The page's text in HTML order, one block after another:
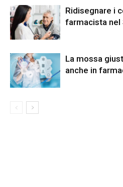
Ridisegnare i
farmacista nel
La mossa
anche in